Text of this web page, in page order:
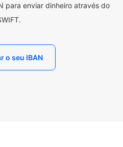
para enviar dinheiro através do
o seu IBAN